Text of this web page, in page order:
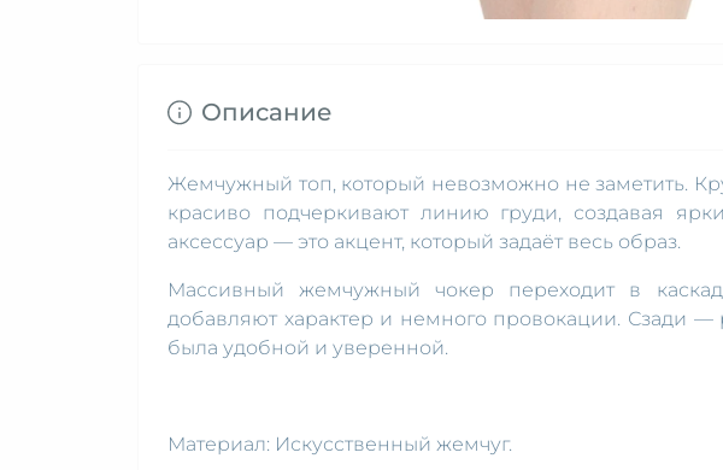
Описание
Жемчужный топ, который невозможно не заметить.
красиво подчеркивают линию груди, создавая
аксессуар — это акцент, который задаёт весь образ.
Массивный жемчужный чокер переходит в
добавляют характер и немного провокации. Сзади —
была удобной и уверенной.
Материал: Искусственный жемчуг.